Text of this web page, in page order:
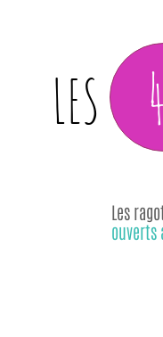
LES
Les
ouverts